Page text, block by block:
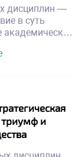
дисциплин —
в суть
академические
В
ориентиры,
адвокатов,
поэтому
техникуме
триумф и